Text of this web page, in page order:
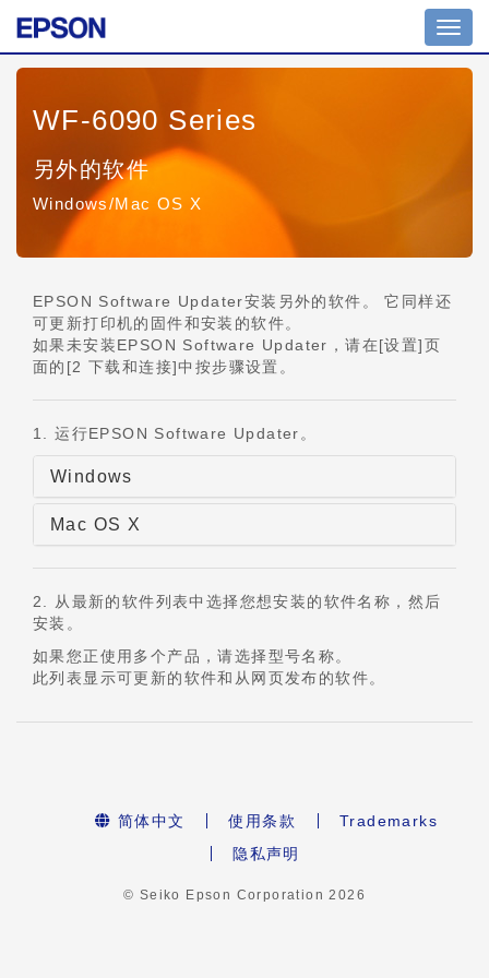
切
换
导
WF-6090 Series
另外的软件
Windows/Mac OS X
EPSON Software Updater安装另外的软件。 它同样还
可更新打印机的固件和安装的软件。
如果未安装EPSON Software Updater，请在[设置]页
面的[2 下载和连接]中按步骤设置。
1. 运行EPSON Software Updater。
Windows
Mac OS X
2. 从最新的软件列表中选择您想安装的软件名称，然后
安装。
如果您正使用多个产品，请选择型号名称。
此列表显示可更新的软件和从网页发布的软件。
简体中文 使用条款
Trademarks
隐私声明
© Seiko Epson Corporation2026